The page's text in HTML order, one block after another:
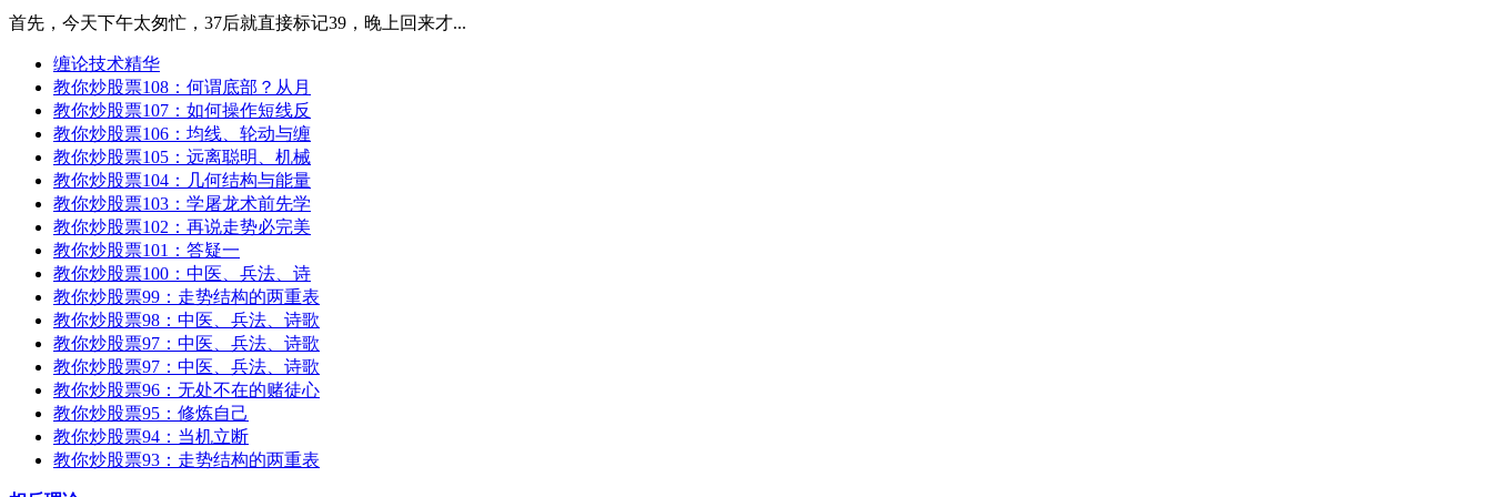
首先，今天下午太匆忙，37后就直接标记39，晚上回来才...
缠论技术精华
教你炒股票108：何谓底部？从月
教你炒股票107：如何操作短线反
教你炒股票106：均线、轮动与缠
教你炒股票105：远离聪明、机械
教你炒股票104：几何结构与能量
教你炒股票103：学屠龙术前先学
教你炒股票102：再说走势必完美
教你炒股票101：答疑一
教你炒股票100：中医、兵法、诗
教你炒股票99：走势结构的两重表
教你炒股票98：中医、兵法、诗歌
教你炒股票97：中医、兵法、诗歌
教你炒股票97：中医、兵法、诗歌
教你炒股票96：无处不在的赌徒心
教你炒股票95：修炼自己
教你炒股票94：当机立断
教你炒股票93：走势结构的两重表